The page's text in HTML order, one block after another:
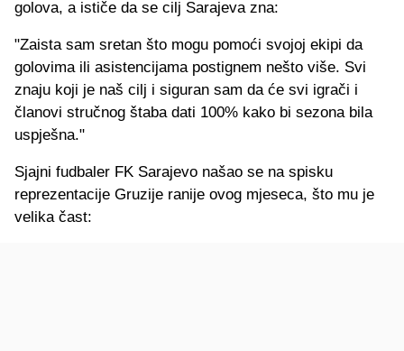
golova, a ističe da se cilj Sarajeva zna:
"Zaista sam sretan što mogu pomoći svojoj ekipi da
golovima ili asistencijama postignem nešto više. Svi
znaju koji je naš cilj i siguran sam da će svi igrači i
članovi stručnog štaba dati 100% kako bi sezona bila
uspješna."
Sjajni fudbaler FK Sarajevo našao se na spisku
reprezentacije Gruzije ranije ovog mjeseca, što mu je
velika čast: